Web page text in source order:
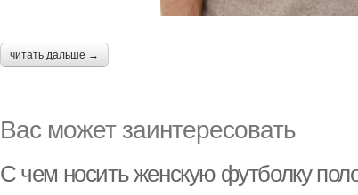
читать дальше →
Вас может заинтересовать
С чем носить женскую футболку